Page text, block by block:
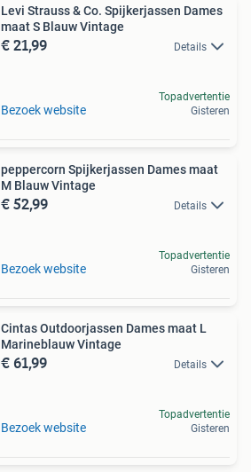
Levi Strauss & Co. Spijkerjassen Dames
maat S Blauw Vintage
€ 21,99 Details
Bezoek website
Topadvertentie
Gisteren
peppercorn Spijkerjassen Dames maat
M Blauw Vintage
€ 52,99 Details
Bezoek website
Topadvertentie
Gisteren
Cintas Outdoorjassen Dames maat L
Marineblauw Vintage
€ 61,99 Details
Bezoek website
Topadvertentie
Gisteren